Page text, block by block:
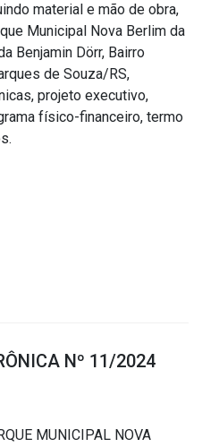
material e mão de obra,
Municipal Nova Berlim da
Benjamin Dörr, Bairro
de Souza/RS,
projeto executivo,
físico-financeiro, termo
Nº 11/2024
MUNICIPAL NOVA